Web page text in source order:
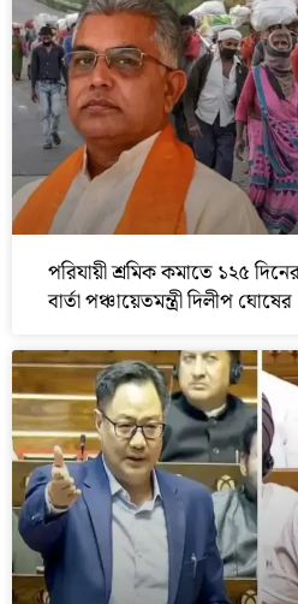
পরিযায়ী শ্রমিক কমাতে ১২৫
বার্তা পঞ্চায়েতমন্ত্রী দিলীপ ঘোষের